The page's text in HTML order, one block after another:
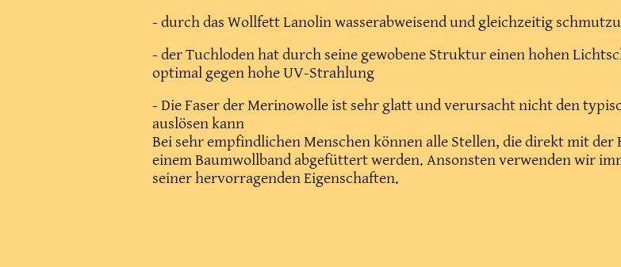
- durch das Wollfett Lanolin wasserabweisend und gleichzeitig
- der Tuchloden hat durch seine gewobene Struktur einen hohen
optimal gegen hohe UV-Strahlung
- Die Faser der Merinowolle ist sehr glatt und verursacht nicht den
auslösen kann
Bei sehr empfindlichen Menschen können alle Stellen, die direkt mit
einem Baumwollband abgefüttert werden. Ansonsten verwenden wir
seiner hervorragenden Eigenschaften.